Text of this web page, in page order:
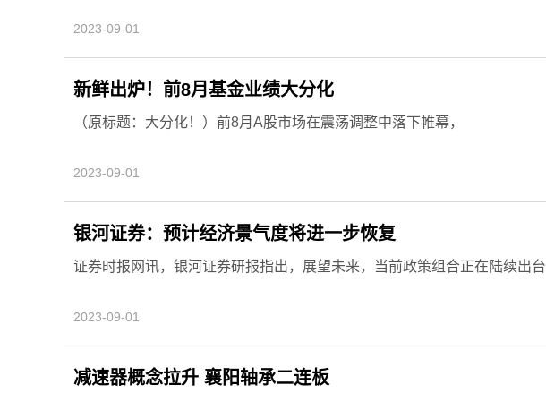
2023-09-01
新鲜出炉！前8月基金业绩大分化
（原标题：大分化！）前8月A股市场在震荡调整中落下帷幕，
2023-09-01
银河证券：预计经济景气度将进一步恢复
证券时报网讯，银河证券研报指出，展望未来，当前政策组合正在陆续出台
2023-09-01
减速器概念拉升 襄阳轴承二连板